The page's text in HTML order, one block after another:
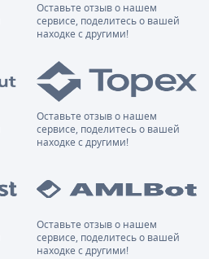
Оставьте отзыв о нашем
сервисе, поделитесь о вашей
находке с другими!
Оставьте отзыв о нашем
сервисе, поделитесь о вашей
находке с другими!
Оставьте отзыв о нашем
сервисе, поделитесь о вашей
находке с другими!